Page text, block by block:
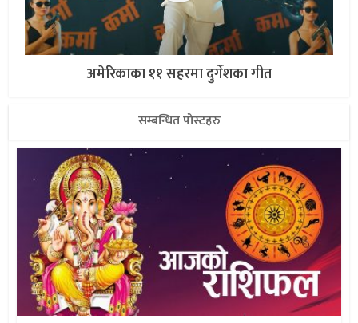
अमेरिकाका ११ सहरमा दुर्गेशका गीत
सम्बन्धित पोस्टहरु